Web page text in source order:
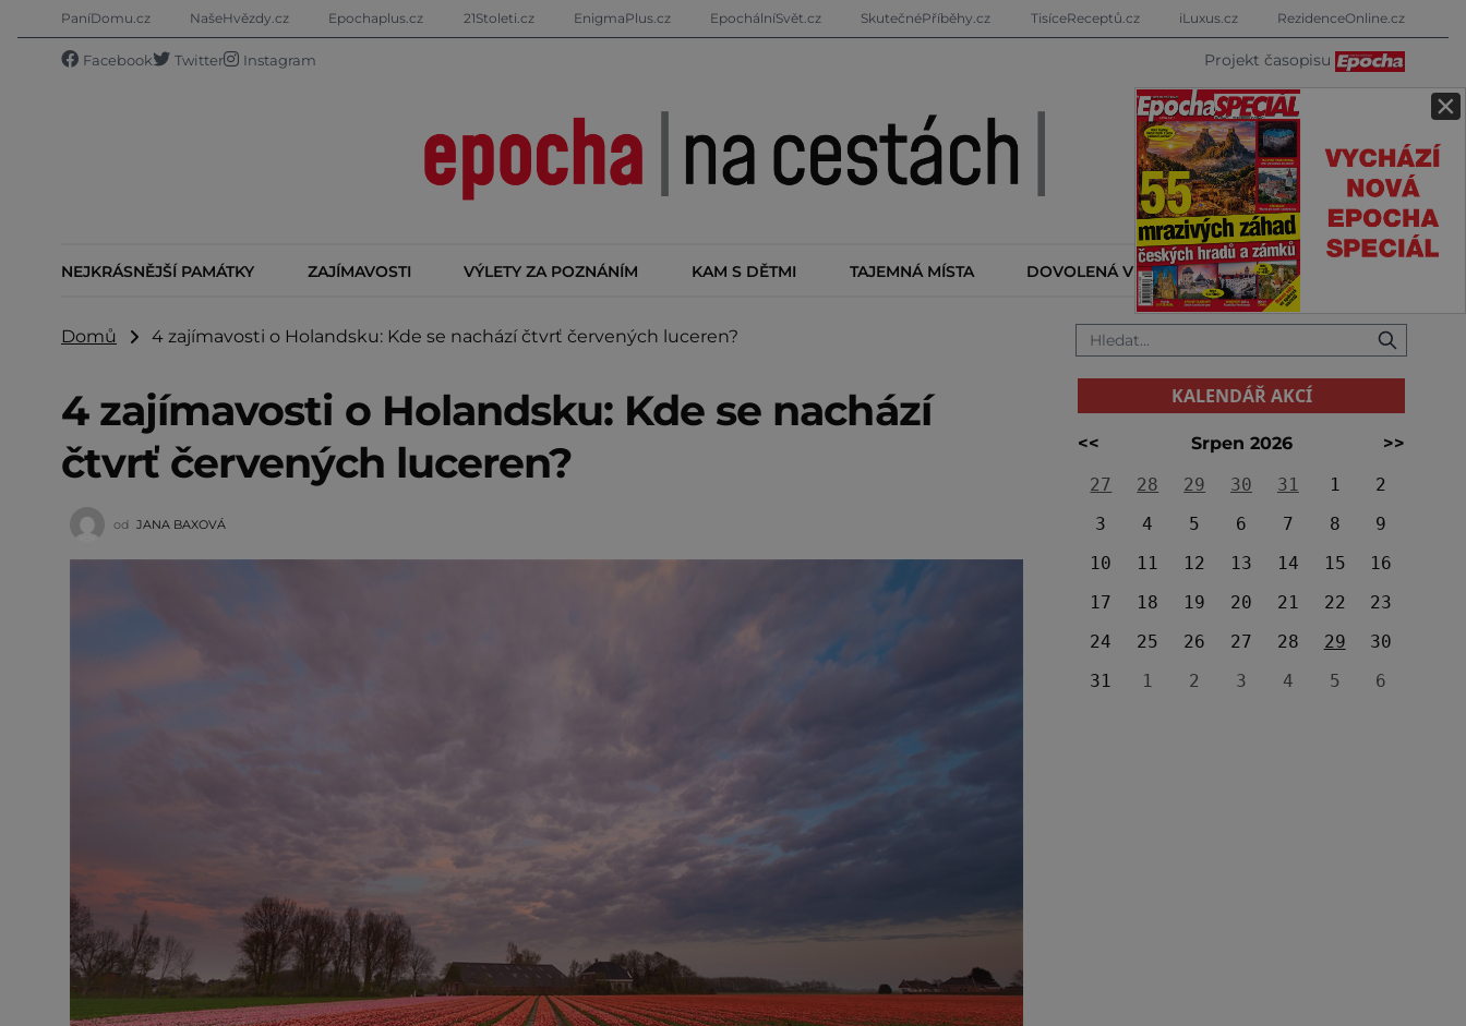
×
PaníDomu.cz NašeHvězdy.cz Epochaplus.cz 21Stoleti.cz EnigmaPlus.cz EpochálníSvět.cz SkutečnéPříběhy.cz TisíceReceptů.cz iLuxus.cz RezidenceOnline.cz
Facebook Twitter Instagram Projekt časopisu
NEJKRÁSNĚJŠÍ PAMÁTKY ZAJÍMAVOSTI VÝLETY ZA POZNÁNÍM KAM S DĚTMI TAJEMNÁ MÍSTA DOVOLENÁ V ZAHRANIČÍ KALENDÁŘ AKCÍ
Domů 4 zajímavosti o Holandsku: Kde se nachází čtvrť červených luceren?
4 zajímavosti o Holandsku: Kde se nachází
čtvrť červených luceren?
od JANA BAXOVÁ
KALENDÁŘ AKCÍ
<< Srpen 2026
>>
27
28 29 30 31 1
2
3
4 5 6 7 8
9
10
11 12 13 14 15
16
17
18 19 20 21 22
23
24
25 26 27 28 29
30
31
1 2 3 4 5 6